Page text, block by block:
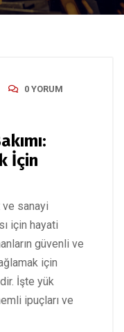
0 YORUM
İçin
sanayi
için hayati
güvenli ve
için
İşte yük
ipuçları ve